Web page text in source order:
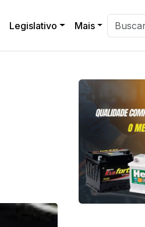
Legislativo Mais